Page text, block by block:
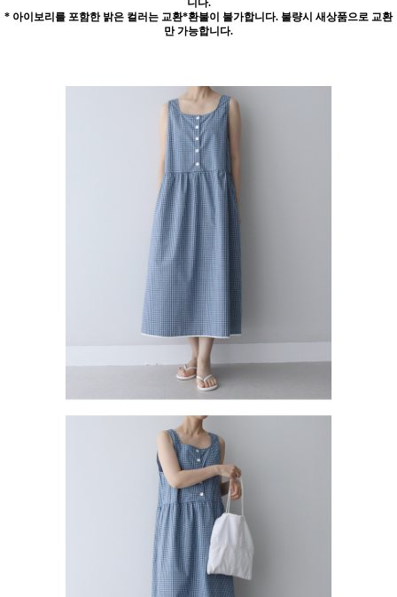
니다.
* 아이보리를 포함한 밝은 컬러는 교환*환불이 불가합니다. 불량시 새상품으로 교환
만 가능합니다.